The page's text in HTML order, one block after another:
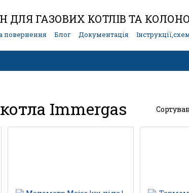
ГАЗОВИХ КОТЛІВ ТА
повернення Блог Документація
Immergas